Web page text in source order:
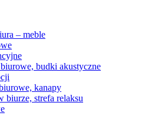
– meble
budki akustyczne
kanapy
biurze, strefa relaksu